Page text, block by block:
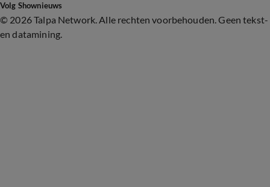
Volg Shownieuws
© 2026 Talpa Network. Alle rechten voorbehouden. Geen tekst-
en datamining.